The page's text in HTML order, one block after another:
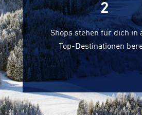
2
Shops stehen für dich in
Top-Destinationen